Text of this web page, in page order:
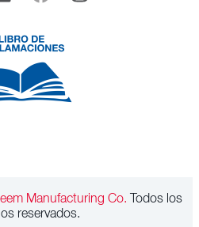
Manufacturing Co. Todos los
reservados.